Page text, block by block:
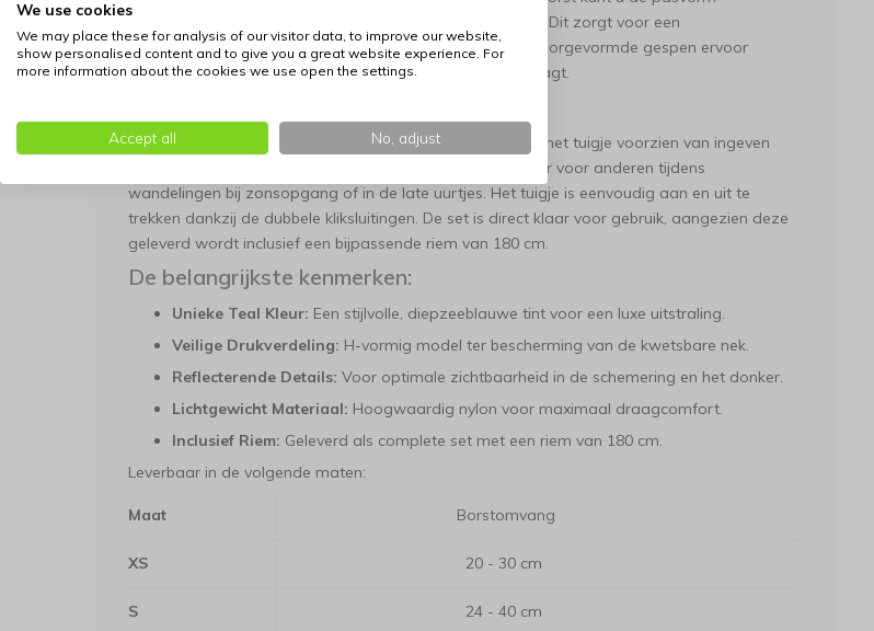
nauwkeurig afstemmen op de lichaamsbouw van uw kat. Dit zorgt voor een
ontsnappingsvrije ervaring, terwijl het lichte nylon en de voorgevormde gespen ervoor
zorgen dat uw kat nauwelijks merkt dat hij een tuigje draagt.
Veiligheid gaat verder dan alleen de pasvorm; daarom is het tuigje voorzien van ingeven
reflecterende garens. Hierdoor blijft uw kat goed zichtbaar voor anderen tijdens
wandelingen bij zonsopgang of in de late uurtjes. Het tuigje is eenvoudig aan en uit te
trekken dankzij de dubbele kliksluitingen. De set is direct klaar voor gebruik, aangezien deze
geleverd wordt inclusief een bijpassende riem van 180 cm.
De belangrijkste kenmerken:
Unieke Teal Kleur: Een stijlvolle, diepzeeblauwe tint voor een luxe uitstraling.
Veilige Drukverdeling: H-vormig model ter bescherming van de kwetsbare nek.
Reflecterende Details: Voor optimale zichtbaarheid in de schemering en het donker.
Lichtgewicht Materiaal: Hoogwaardig nylon voor maximaal draagcomfort.
Inclusief Riem: Geleverd als complete set met een riem van 180 cm.
Leverbaar in de volgende maten:
Maat Borstomvang
XS 20 - 30 cm
S 24 - 40 cm
We use cookies
We may place these for analysis of our visitor data, to improve our website,
show personalised content and to give you a great website experience. For
more information about the cookies we use open the settings.
Accept all No, adjust